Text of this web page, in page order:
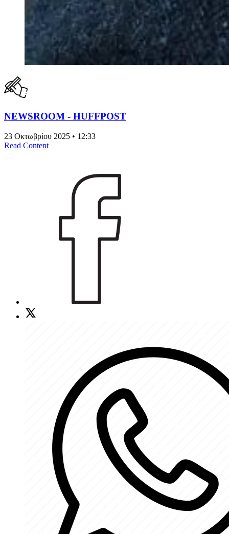
NEWSROOM - HUFFPOST
23 Οκτωβρίου 2025 • 12:33
Read Content